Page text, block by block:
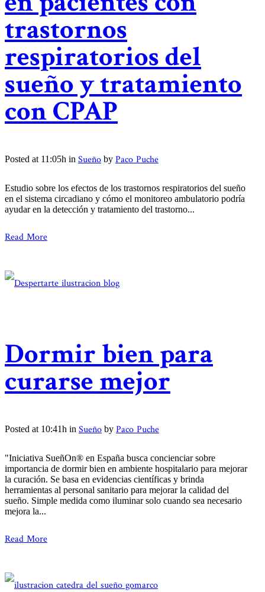
trastornos
respiratorios del
sueño y tratamiento
con CPAP
Posted at 11:05h in Sueño by Paco Puche
Estudio sobre los efectos de los trastornos respiratorios del sueño
en el sistema circadiano y cómo el monitoreo ambulatorio podría
ayudar en la detección y tratamiento del trastorno...
Read More
Dormir bien para
curarse mejor
Posted at 10:41h in Sueño by Paco Puche
"Iniciativa SueñOn® en España busca concienciar sobre
importancia de dormir bien en ambiente hospitalario para mejorar
la curación. Se basa en evidencias científicas y brinda
herramientas al personal sanitario para mejorar la calidad del
sueño. Simple medida como iluminar solo cuando sea necesario
mejora la...
Read More